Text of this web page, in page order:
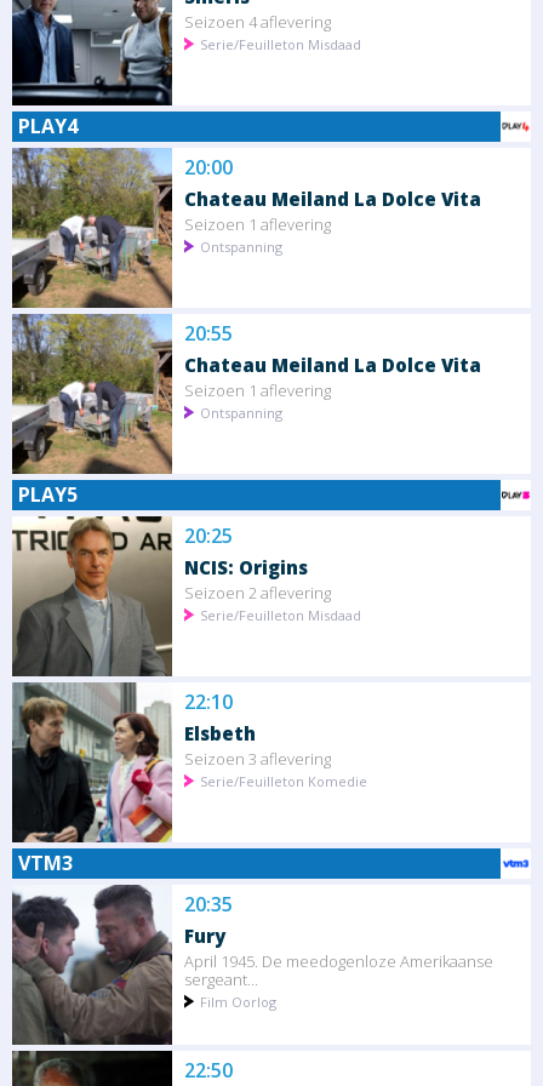
Seizoen 4 aflevering
Serie/Feuilleton Misdaad
PLAY4
20:00
Chateau Meiland La Dolce Vita
Seizoen 1 aflevering
Ontspanning
20:55
Chateau Meiland La Dolce Vita
Seizoen 1 aflevering
Ontspanning
PLAY5
20:25
NCIS: Origins
Seizoen 2 aflevering
Serie/Feuilleton Misdaad
22:10
Elsbeth
Seizoen 3 aflevering
Serie/Feuilleton Komedie
VTM3
20:35
Fury
April 1945. De meedogenloze Amerikaanse
sergeant...
Film Oorlog
22:50